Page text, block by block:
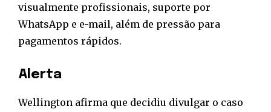
visualmente profissionais, suporte por
WhatsApp e e-mail, além de pressão para
pagamentos rápidos.
Alerta
Wellington afirma que decidiu divulgar o caso